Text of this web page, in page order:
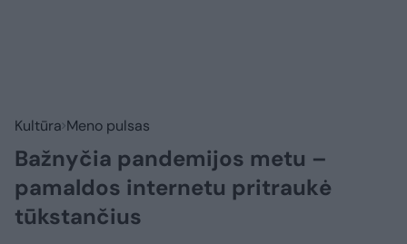
Kultūra Meno pulsas
Bažnyčia pandemijos metu –
pamaldos internetu pritraukė
tūkstančius